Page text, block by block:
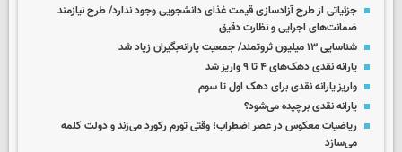
جزئیاتی از طرح آزادسازی قیمت‌ غذای دانشجویی وجود ندارد/ طرح نیازمند
ضمانت‌های اجرایی و نظارت دقیق
شناسایی ۱۳ میلیون ثروتمند/ جمعیت یارانه‌بگیران زیاد شد
یارانه نقدی دهک‌های ۴ تا ۹ واریز شد
واریز یارانه نقدی برای دهک اول تا سوم
یارانه نقدی برچیده می‌شود؟
ریاضیات معکوس در عصر اضطراب؛ وقتی تورم رکورد می‌زند و دولت کلمه
می‌سازد